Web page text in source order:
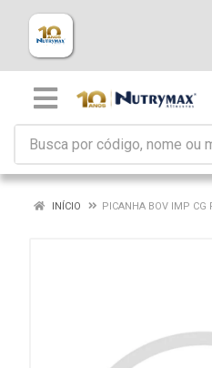
INÍCIO PICANHA BOV IMP CG